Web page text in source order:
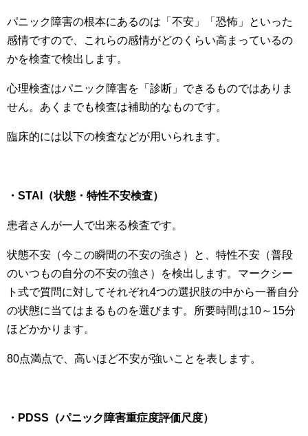
パニック障害の根本にあるのは「不安」「恐怖」といった
感情ですので、これらの感情がどのくらい高まっているの
かを検査で検出します。
心理検査はパニック障害を「診断」できるものではありま
せん。あくまでも検査は補助的なものです。
臨床的には以下の検査などが用いられます。
・STAI（状態・特性不安検査）
患者さんが一人で出来る検査です。
状態不安（今この瞬間の不安の強さ）と、特性不安（普段
のいつもの自分の不安の強さ）を検出します。マークシー
ト式で質問に対してそれぞれ4つの選択肢の中から一番自分
の状態に当てはまるものを選びます。所要時間は10～15分
ほどかかります。
80点満点で、高いほど不安が強いことを表します。
・PDSS（パニック障害重症度評価尺度）